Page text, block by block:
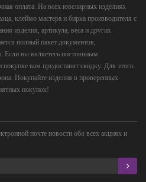
оплата. На всех ювелирных изделиях
клеймо мастера и бирка производителя с
изделия, артикула, веса и других
полный пакет документов,
Если вы являетесь постоянным
вам предоставят скидку. Для этого
Покупайте изделия в проверенных
покупок!
почте новости обо всех акциях и